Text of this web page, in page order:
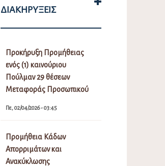
ΔΙΑΚΗΡΎΞΕΙΣ
Προκήρυξη Προμήθειας
ενός (1) καινούριου
Πούλμαν 29 θέσεων
Μεταφοράς Προσωπικού
Πε, 02/04/2026 - 03:45
Προμήθεια Κάδων
Απορριμάτων και
Ανακύκλωσης